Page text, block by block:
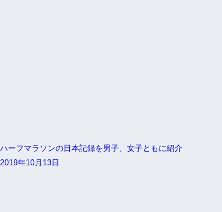
ハーフマラソンの日本記録を男子、女子ともに紹介
2019年10月13日